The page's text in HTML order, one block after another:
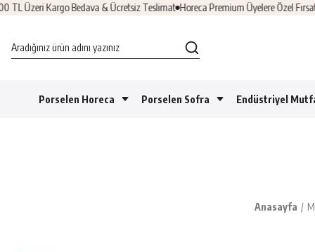
Kargo Bedava & Ücretsiz Teslimat Horeca Premium Üyelere Özel Fırsatlar
Porselen Horeca Porselen Sofra Endüstriyel
Anasayfa